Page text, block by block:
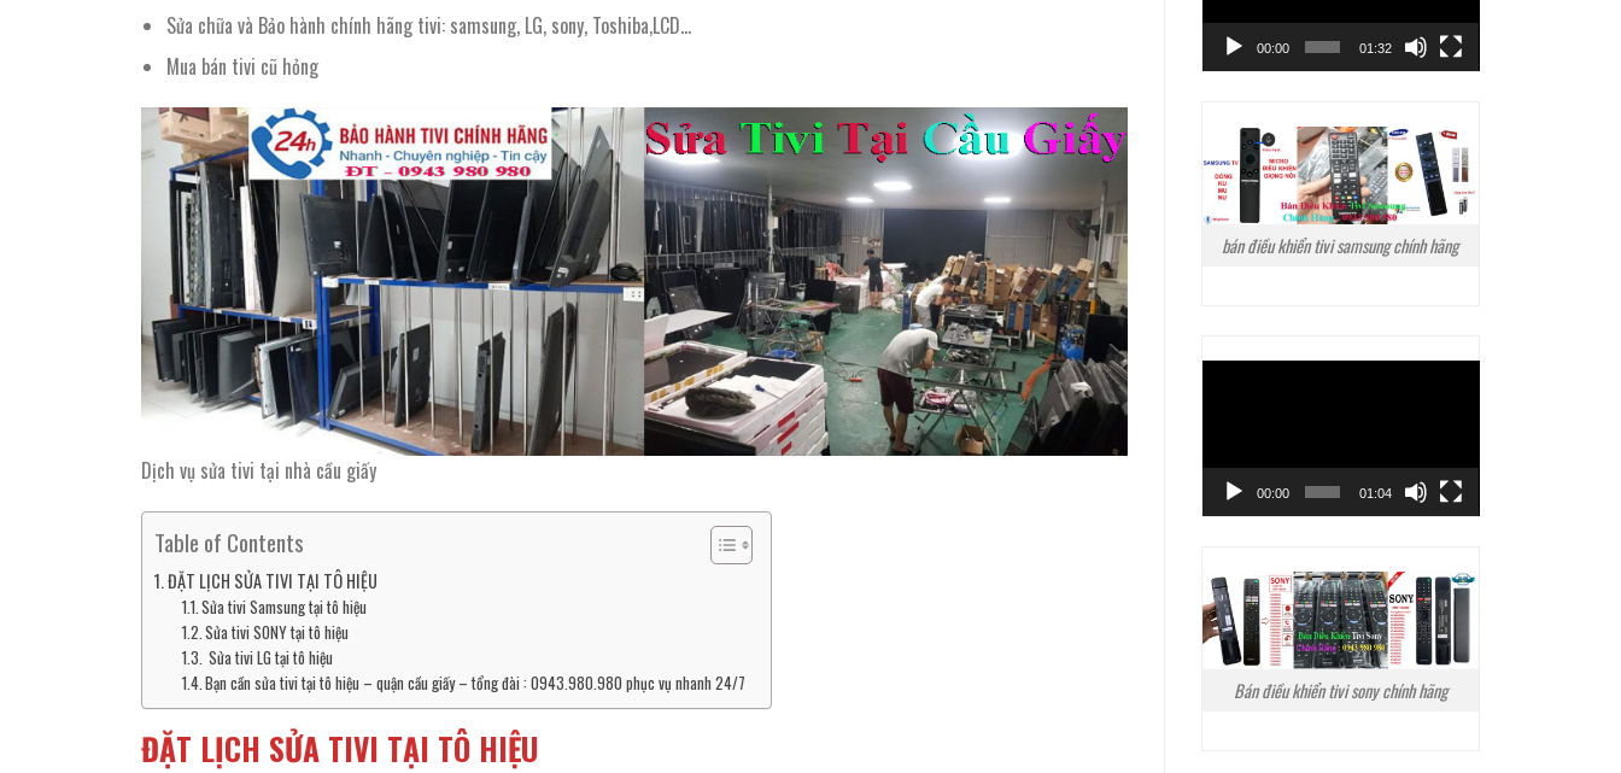
Sửa chữa và Bảo hành chính hãng tivi: samsung, LG, sony, Toshiba,LCD…
Mua bán tivi cũ hỏng
Dịch vụ sửa tivi tại nhà cầu giấy
Table of Contents
ĐẶT LỊCH SỬA TIVI TẠI TÔ HIỆU
Sửa tivi Samsung tại tô hiệu
Sửa tivi SONY tại tô hiệu
Sửa tivi LG tại tô hiệu
Bạn cần sửa tivi tại tô hiệu – quận cầu giấy – tổng đài : 0943.980.980 phục vụ nhanh 24/7
ĐẶT LỊCH SỬA TIVI TẠI TÔ HIỆU
00:00 01:32
bán điều khiển tivi samsung chính hãng
00:00 01:04
Bán điều khiển tivi sony chính hãng